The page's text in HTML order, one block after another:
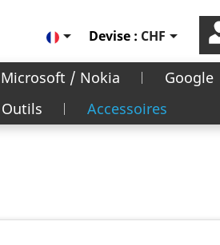
 Devise : CHF
Microsoft / Nokia Google
Outils Accessoires